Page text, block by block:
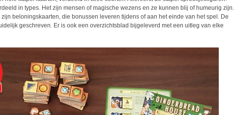
in types. Het zijn mensen of magische wezens en ze kunnen blij of humeurig zijn.
beloningskaarten, die bonussen leveren tijdens of aan het einde van het spel. De
geschreven. Er is ook een overzichtsblad bijgeleverd met een uitleg van elke